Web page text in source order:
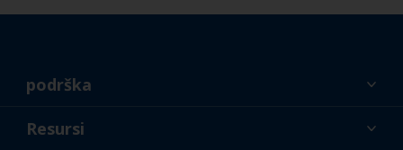
podrška
O nama
Resursi